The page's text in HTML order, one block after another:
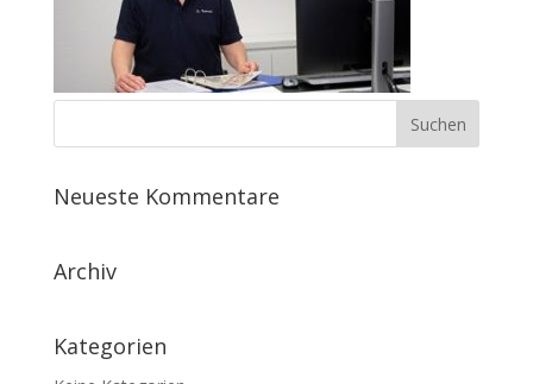
Neueste Kommentare
Archiv
Kategorien